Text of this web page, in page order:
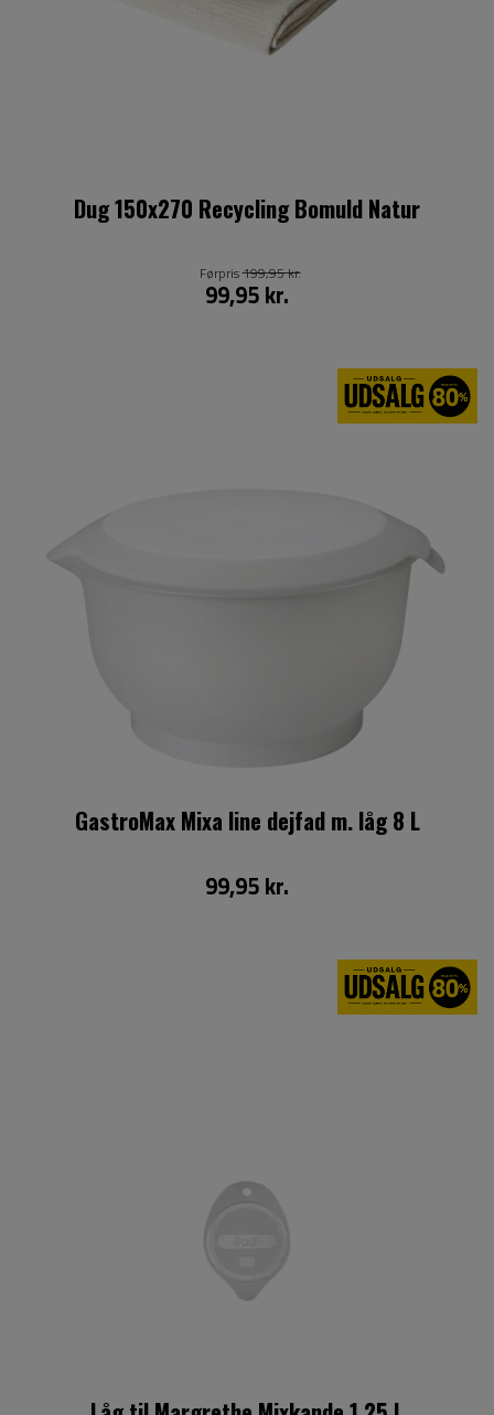
Dug 150x270 Recycling Bomuld Natur
99,95 kr.
Førpris199,95 kr.
GastroMax Mixa line dejfad m. låg 8 L
99,95 kr.